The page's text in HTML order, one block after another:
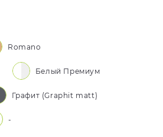
Romano
Белый Премиум
Графит (Graphit matt)
-